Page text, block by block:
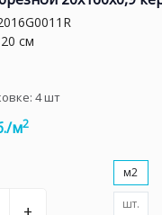
см
4шт
м2
м2
шт.